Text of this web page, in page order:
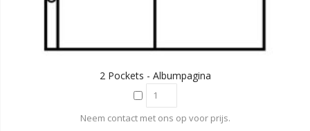
2 Pockets - Albumpagina
Neem contact met ons op voor prijs.